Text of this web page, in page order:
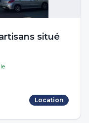
situé
Location